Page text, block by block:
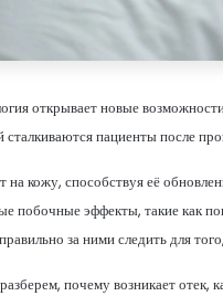
открывает новые
сталкиваются пациенты после
на кожу, способствуя её
побочные эффекты, такие как
за ними следить для
почему возникает отек,